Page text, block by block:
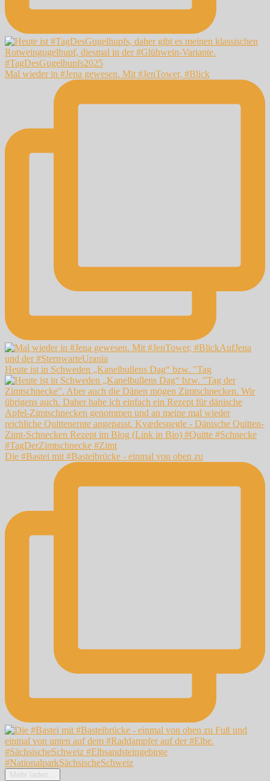
Mal wieder in #Jena gewesen. Mit #JenTower, #Blick
Heute ist in Schweden „Kanelbullens Dag“ bzw. "Tag
Die #Bastei mit #Basteibrücke - einmal von oben zu
Mehr laden...